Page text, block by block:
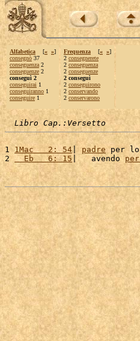
Alfabetica [« »]
consegnò 37
conseguenza 2
conseguenze 2
conseguì 2
conseguirai 1
conseguiranno 1
conseguire 1
Frequenza [« »]
2 consegnerete
2 conseguenza
2 conseguenze
2 conseguì
2 conseguirono
2 conservando
2 conservarono
Libro Cap.:Versetto
1 1Mac   2: 54| padre per lo
2
  Eb   6: 15
|   avendo